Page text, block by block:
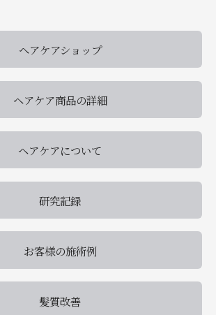
ヘアケアショップ
ヘアケア商品の詳細
ヘアケアについて
研究記録
お客様の施術例
髪質改善